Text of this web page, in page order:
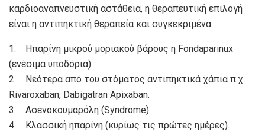
καρδιοαναπνευστική αστάθεια, η θεραπευτική επιλογή
είναι η αντιπηκτική θεραπεία και συγκεκριμένα:
1. Ηπαρίνη μικρού μοριακού βάρους η Fondaparinux
(ενέσιμα υποδόρια)
2. Νεότερα από του στόματος αντιπηκτικά χάπια π.χ.
Rivaroxaban, Dabigatran Apixaban.
3. Ασενοκουμαρόλη (Syndrome).
4. Κλασσική ηπαρίνη (κυρίως τις πρώτες ημέρες).